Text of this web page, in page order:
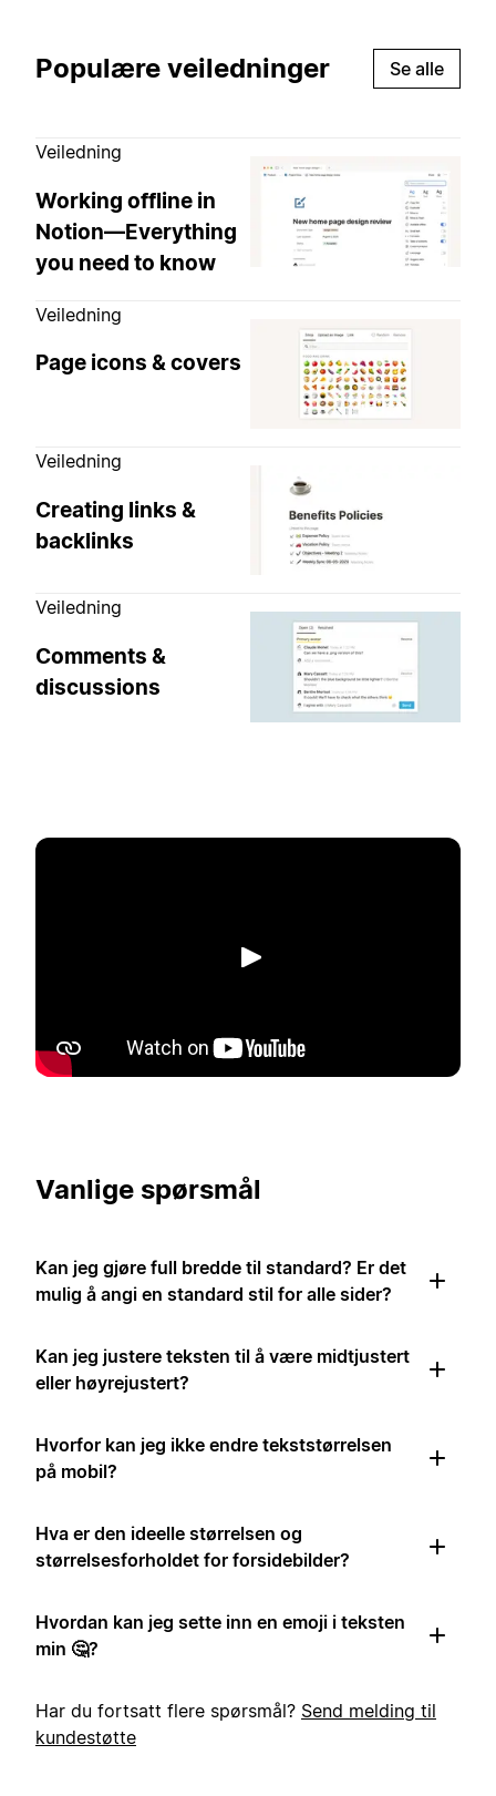
Populære veiledninger Se alle
Veiledning
Working offline in
Notion—Everything
you need to know
Veiledning
Page icons & covers
Veiledning
Creating links &
backlinks
Veiledning
Comments &
discussions
Spill av
Vanlige spørsmål
Kan jeg gjøre full bredde til standard? Er det
mulig å angi en standard stil for alle sider?
Kan jeg justere teksten til å være midtjustert
eller høyrejustert?
Hvorfor kan jeg ikke endre tekststørrelsen
på mobil?
Hva er den ideelle størrelsen og
størrelsesforholdet for forsidebilder?
Hvordan kan jeg sette inn en emoji i teksten
min 🤔?
Har du fortsatt flere spørsmål? Send melding til
kundestøtte